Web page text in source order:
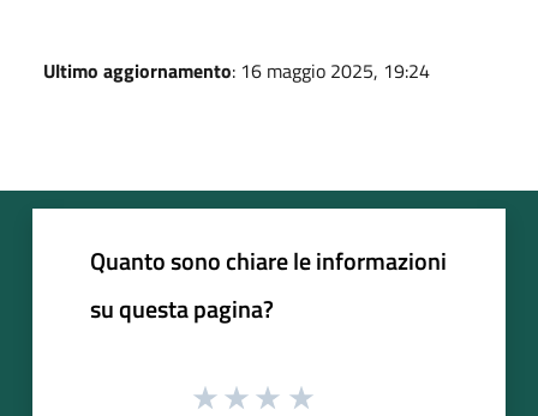
Ultimo aggiornamento: 16 maggio 2025, 19:24
Quanto sono chiare le informazioni
su questa pagina?